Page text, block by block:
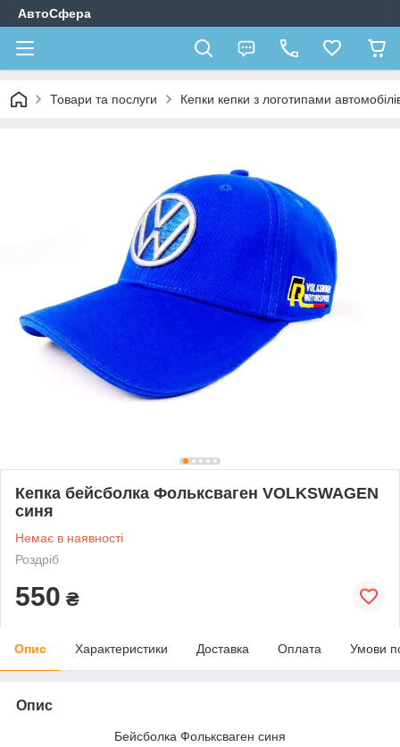
АвтоСфера
Товари та послуги Кепки кепки з логотипами
Кепка бейсболка Фольксваген VOLKSWAGEN
синя
Немає в наявності
Роздріб
550 ₴
Опис Характеристики Доставка Оплата Умови
Опис
Бейсболка Фольксваген синя